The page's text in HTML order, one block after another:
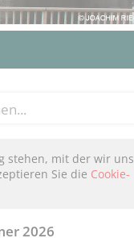
stehen, mit der wir uns
Sie die Cookie-
2026